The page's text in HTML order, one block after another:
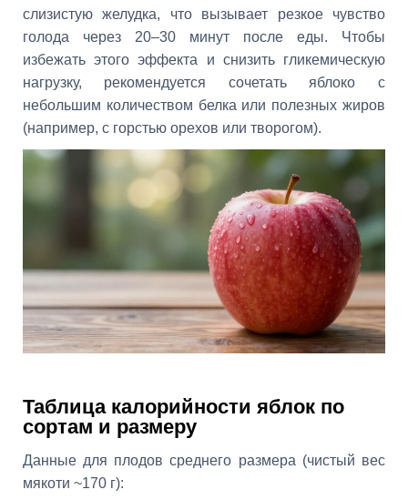
слизистую желудка, что вызывает резкое чувство
голода через 20–30 минут после еды. Чтобы
избежать этого эффекта и снизить гликемическую
нагрузку, рекомендуется сочетать яблоко с
небольшим количеством белка или полезных жиров
(например, с горстью орехов или творогом).
Таблица калорийности яблок по
сортам и размеру
Данные для плодов среднего размера (чистый вес
мякоти ~170 г):